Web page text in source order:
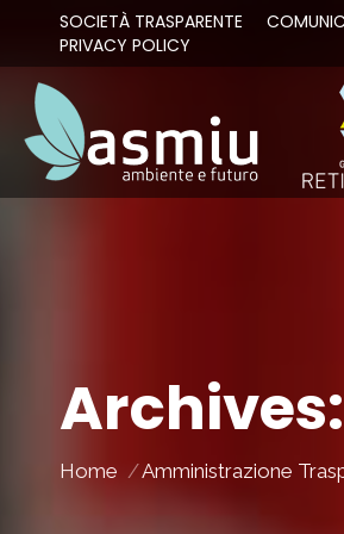
SOCIETÀ TRASPARENTE
PRIVACY POLICY
Archives:
You are here:
Home Amministrazione